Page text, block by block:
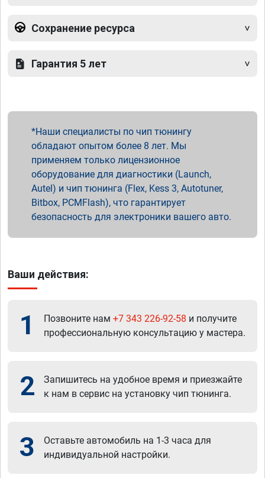
Сохранение ресурса
Гарантия 5 лет
Наши специалисты по чип тюнингу
обладают опытом более 8 лет. Мы
применяем только лицензионное
оборудование для диагностики (Launch,
Autel) и чип тюнинга (Flex, Kess 3, Autotuner,
Bitbox, PCMFlash), что гарантирует
безопасность для электроники вашего авто.
Ваши действия:
1 Позвоните нам +7 343 226-92-58 и получите
профессиональную консультацию у мастера.
2
Запишитесь на удобное время и приезжайте
к нам в сервис на установку чип тюнинга.
3
Оставьте автомобиль на 1-3 часа для
индивидуальной настройки.